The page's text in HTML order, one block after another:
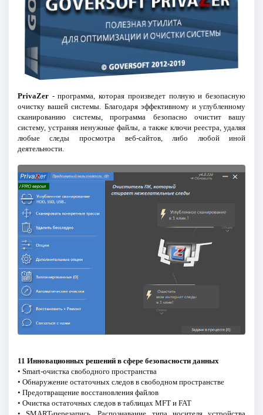
PrivaZer- программа, которая произведет полную и безопасную
очистку вашей системы. Благодаря эффективному и углубленному
сканированию системы, программа безопасно очистит вашу
систему, устраняя ненужные файлы, а также ключи реестра, удаляя
любые следы просмотра веб-сайтов, либо любой иной
деятельности.
11 Инновационных решений в сфере безопасности данных
• Smart-очистка свободного пространства
• Обнаружение остаточных следов в свободном пространстве
• Предотвращение восстановления файлов
• Очистка остаточных следов в таблицах MFT и FAT